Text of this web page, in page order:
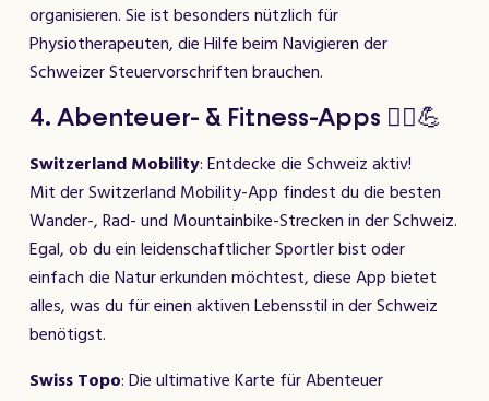
organisieren. Sie ist besonders nützlich für
Physiotherapeuten, die Hilfe beim Navigieren der
Schweizer Steuervorschriften brauchen.
4. Abenteuer- & Fitness-Apps 🧘‍♂️💪
Switzerland Mobility: Entdecke die Schweiz aktiv!
Mit der Switzerland Mobility-App findest du die besten
Wander-, Rad- und Mountainbike-Strecken in der Schweiz.
Egal, ob du ein leidenschaftlicher Sportler bist oder
einfach die Natur erkunden möchtest, diese App bietet
alles, was du für einen aktiven Lebensstil in der Schweiz
benötigst.
Swiss Topo: Die ultimative Karte für Abenteuer